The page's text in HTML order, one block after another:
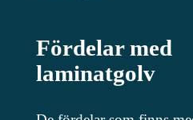
Fördelar med
laminatgolv